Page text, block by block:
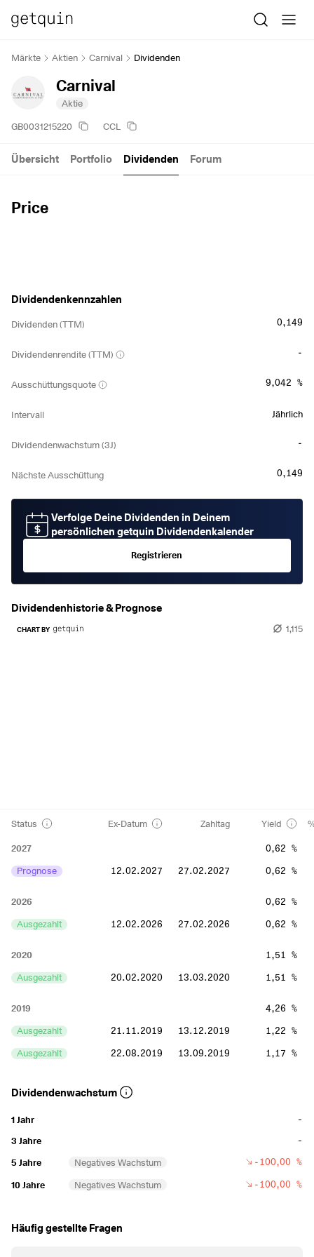
Märkte Aktien Carnival Dividenden
Carnival
Aktie
GB0031215220 CCL
Price
Übersicht Portfolio Dividenden Forum
Dividendenkennzahlen
Dividenden (TTM) 0,149
Dividendenrendite (TTM) -
Ausschüttungsquote 9,042 %
Intervall Jährlich
Dividendenwachstum (3J) -
Nächste Ausschüttung 0,149
Verfolge Deine Dividenden in Deinem
persönlichen getquin Dividendenkalender
Registrieren
Dividendenhistorie & Prognose
1,115
CHART BY
Status Ex-Datum Zahltag Yield
2027
0,62 %
Prognose
12.02.2027 27.02.2027 0,62 %
2026
0,62 %
Ausgezahlt
12.02.2026 27.02.2026 0,62 %
2020
1,51 %
Ausgezahlt
20.02.2020 13.03.2020 1,51 %
2019
4,26 %
Ausgezahlt
21.11.2019 13.12.2019
1,22 %
Ausgezahlt
22.08.2019 13.09.2019
1,17 %
Ausgezahlt
21.02.2019
Häufig gestellte Fragen
Dividendenwachstum
1 Jahr -
3 Jahre -
5 Jahre Negatives Wachstum -100,00 %
10 Jahre Negatives Wachstum -100,00 %